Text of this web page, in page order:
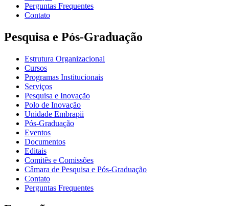
Perguntas Frequentes
Contato
Pesquisa e Pós-Graduação
Estrutura Organizacional
Cursos
Programas Institucionais
Serviços
Pesquisa e Inovação
Polo de Inovação
Unidade Embrapii
Pós-Graduação
Eventos
Documentos
Editais
Comitês e Comissões
Câmara de Pesquisa e Pós-Graduação
Contato
Perguntas Frequentes